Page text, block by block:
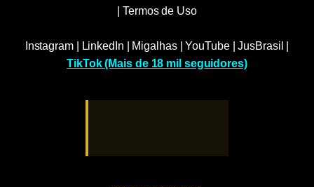
|Termos de Uso
Instagram| LinkedIn Migalhas|YouTube|JusBrasil
TikTok (Mais de 18 mil seguidores)